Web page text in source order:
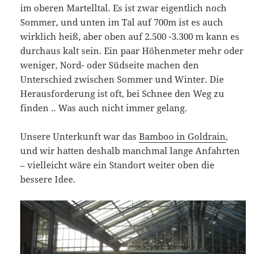
im oberen Martelltal. Es ist zwar eigentlich noch
Sommer, und unten im Tal auf 700m ist es auch
wirklich heiß, aber oben auf 2.500 -3.300 m kann es
durchaus kalt sein. Ein paar Höhenmeter mehr oder
weniger, Nord- oder Südseite machen den
Unterschied zwischen Sommer und Winter. Die
Herausforderung ist oft, bei Schnee den Weg zu
finden .. Was auch nicht immer gelang.
Unsere Unterkunft war dasBamboo in Goldrain,
und wir hatten deshalb manchmal lange Anfahrten
– vielleicht wäre ein Standort weiter oben die
bessere Idee.